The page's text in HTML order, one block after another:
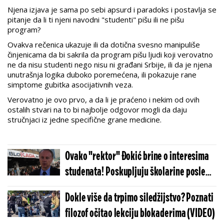
Njena izjava je sama po sebi apsurd i paradoks i postavlja se
pitanje da li ti njeni navodni "studenti" pišu ili ne pišu
program?
Ovakva rečenica ukazuje ili da dotična svesno manipuliše
činjenicama da bi sakrila da program pišu ljudi koji verovatno
ne da nisu studenti nego nisu ni građani Srbije, ili da je njena
unutrašnja logika duboko poremećena, ili pokazuje rane
simptome gubitka asocijativnih veza.
Verovatno je ovo prvo, a da li je praćeno i nekim od ovih
ostalih stvari na to bi najbolje odgovor mogli da daju
stručnjaci iz jedne specifične grane medicine.
Ovako "rektor" Đokić brine o interesima
studenata! Poskupljuju školarine posle
godinu i po dana nerada i blokada
Dokle više da trpimo siledžijstvo? Poznati
filozof očitao lekciju blokaderima (VIDEO)